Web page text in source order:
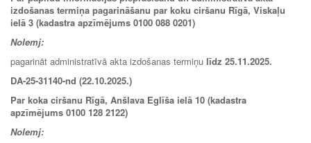
izdošanas termiņa pagarināšanu par koku ciršanu Rīgā, Viskaļu
ielā 3 (kadastra apzīmējums 0100 088 0201)
Nolemj:
pagarināt administratīvā akta izdošanas termiņu līdz 25.11.2025.
DA-25-31140-nd (22.10.2025.)
Par koka ciršanu Rīgā, Anšlava Eglīša ielā 10 (kadastra
apzīmējums 0100 128 2122)
Nolemj: